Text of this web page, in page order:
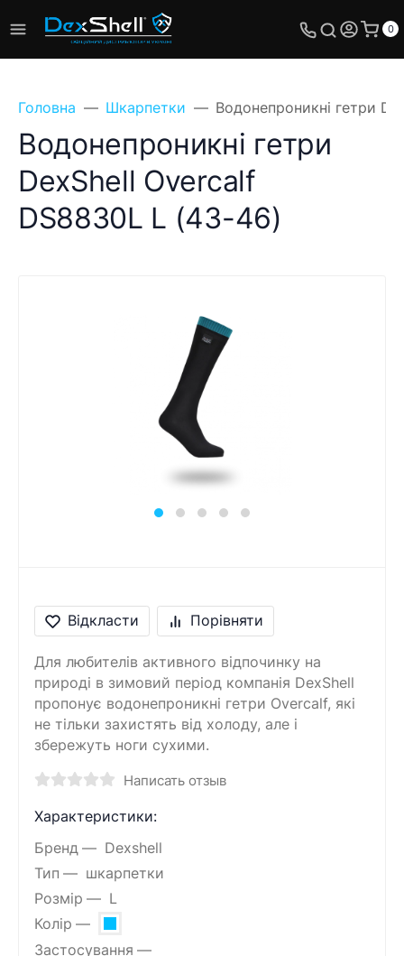
0
Головна Шкарпетки Водонепроникні гетри
Водонепроникні гетри
DexShell Overcalf
DS8830L L (43-46)
Відкласти Порівняти
Для любителів активного відпочинку на
природі в зимовий період компанія DexShell
пропонує водонепроникні гетри Overcalf, які
не тільки захистять від холоду, але і
збережуть ноги сухими.
Написать отзыв
Характеристики:
Бренд
Dexshell
Тип
шкарпетки
Розмір
L
Колір
Застосування